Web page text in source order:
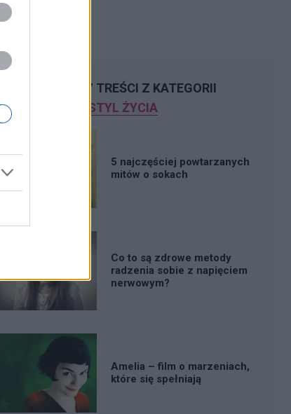
POLECAMY TREŚCI Z KATEGORII
STYL ŻYCIA
5 najczęściej powtarzanych
mitów o sokach
Co to są zdrowe metody
radzenia sobie z napięciem
nerwowym?
Amelia – film o marzeniach,
które się spełniają